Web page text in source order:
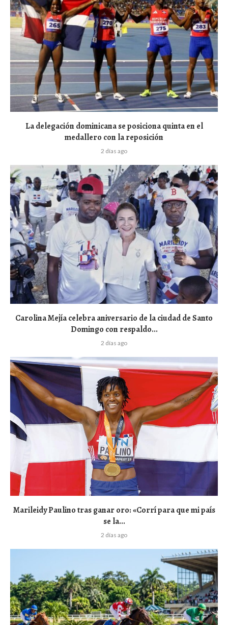
La delegación dominicana se posiciona quinta en el
medallero con la reposición
2 días ago
Carolina Mejía celebra aniversario de la ciudad de Santo
Domingo con respaldo...
2 días ago
Marileidy Paulino tras ganar oro: «Corrí para que mi país
se la...
2 días ago